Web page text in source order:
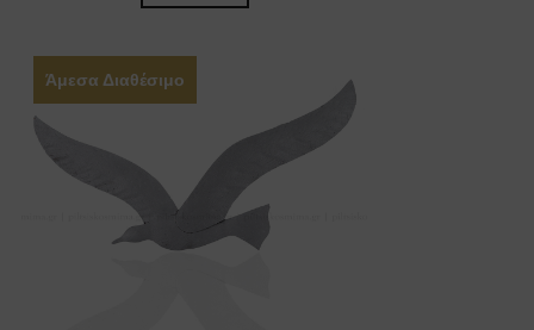
Άμεσα Διαθέσιμο